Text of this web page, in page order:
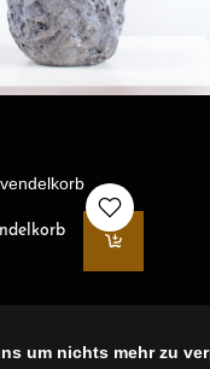
um nichts mehr zu